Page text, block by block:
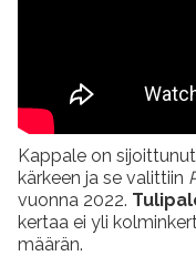
Kappale on
kärkeen ja se valittiin
vuonna 2022.
kertaa ei yli
määrän.